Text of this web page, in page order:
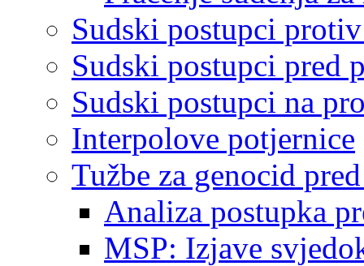
Sudski postupci
Sudski postupci pred
Sudski postupci na
Interpolove potjernice
Tužbe za genocid
Analiza postupka
MSP: Izjave